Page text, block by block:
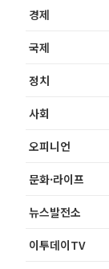
경제
국제
정치
사회
오피니언
문화·라이프
뉴스발전소
이투데이TV